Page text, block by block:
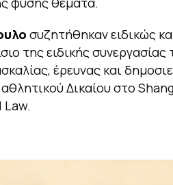
συζητήθηκαν ειδικώς
της ειδικής συνεργασίας
έρευνας και
Δικαίου στο